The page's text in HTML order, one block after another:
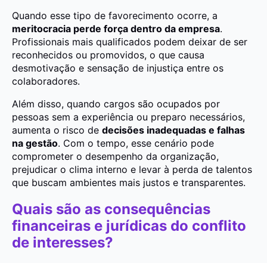
Quando esse tipo de favorecimento ocorre, a
meritocracia perde força dentro da empresa.
Profissionais mais qualificados podem deixar de ser
reconhecidos ou promovidos, o que causa
desmotivação e sensação de injustiça entre os
colaboradores.
Além disso, quando cargos são ocupados por
pessoas sem a experiência ou preparo necessários,
aumenta o risco de decisões inadequadas e falhas
na gestão. Com o tempo, esse cenário pode
comprometer o desempenho da organização,
prejudicar o clima interno e levar à perda de talentos
que buscam ambientes mais justos e transparentes.
Quais são as consequências
financeiras e jurídicas do conflito
de interesses?